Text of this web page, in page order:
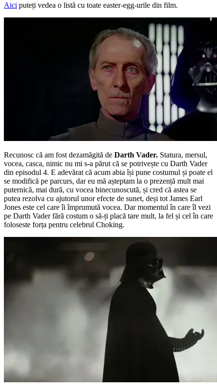
Aici puteți vedea o listă cu toate easter-egg-urile din film.
Recunosc că am fost dezamăgită de Darth Vader. Statura, mersul,
vocea, casca, nimic nu mi s-a părut că se potrivește cu Darth Vader
din episodul 4. E adevărat că acum abia își pune costumul și poate el
se modifică pe parcurs, dar eu mă așteptam la o prezență mult mai
puternică, mai dură, cu vocea binecunoscută, și cred că astea se
putea rezolva cu ajutorul unor efecte de sunet, deși tot James Earl
Jones este cel care îi împrumută vocea. Dar momentul în care îl vezi
pe Darth Vader fără costum o să-ți placă tare mult, la fel și cel în care
foloseste forța pentru celebrul Choking.